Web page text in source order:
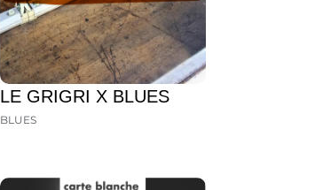
LE GRIGRI X BLUES
BLUES